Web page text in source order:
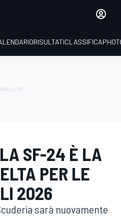
RISULTATICLASSIFICA
SF-24 È LA
PER LE
2026
sarà nuovamente